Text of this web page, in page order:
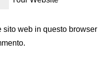
sito web in questo browser